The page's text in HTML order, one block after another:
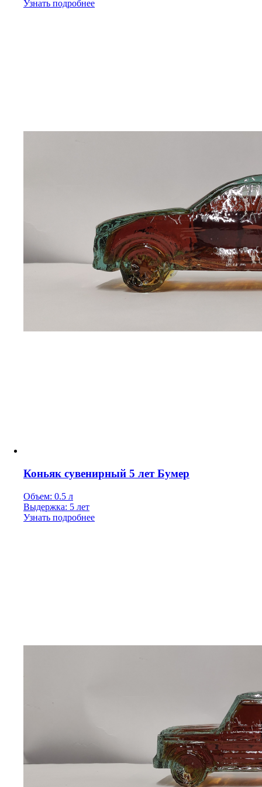
Узнать подробнее
Коньяк сувенирный 5 лет Бумер
Объем: 0.5 л
Выдержка: 5 лет
Узнать подробнее